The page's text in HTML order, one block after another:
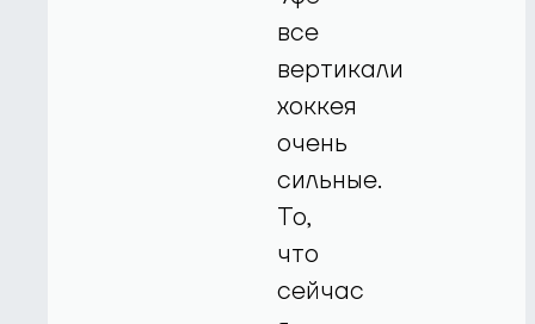
все
вертикали
хоккея
очень
сильные.
То,
что
сейчас